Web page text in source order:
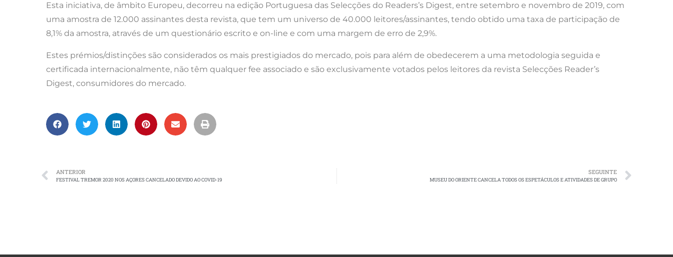
Esta iniciativa, de âmbito Europeu, decorreu na edição Portuguesa das Selecções do Readers’s Digest, entre setembro e novembro de 2019, com
uma amostra de 12.000 assinantes desta revista, que tem um universo de 40.000 leitores/assinantes, tendo obtido uma taxa de participação de
8,1% da amostra, através de um questionário escrito e on-line e com uma margem de erro de 2,9%.
Estes prémios/distinções são considerados os mais prestigiados do mercado, pois para além de obedecerem a uma metodologia seguida e
certificada internacionalmente, não têm qualquer fee associado e são exclusivamente votados pelos leitores da revista Selecções Reader’s
Digest, consumidores do mercado.
ANTERIOR
FESTIVAL TREMOR 2020 NOS AÇORES CANCELADO DEVIDO AO COVID-19
SEGUINTE
MUSEU DO ORIENTE CANCELA TODOS OS ESPETÁCULOS E ATIVIDADES DE GRUPO